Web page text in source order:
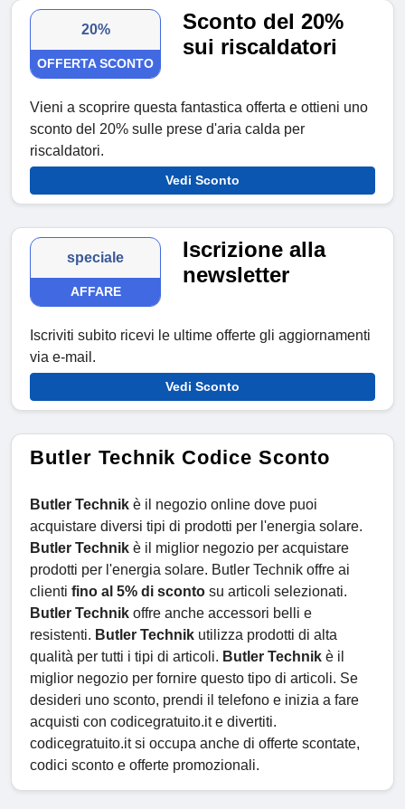
20%
OFFERTA SCONTO
Sconto del 20%
sui riscaldatori
Vieni a scoprire questa fantastica offerta e ottieni uno
sconto del 20% sulle prese d'aria calda per
riscaldatori.
Vedi Sconto
speciale
AFFARE
Iscrizione alla
newsletter
Iscriviti subito ricevi le ultime offerte gli aggiornamenti
via e-mail.
Vedi Sconto
Butler Technik Codice Sconto
Butler Technik è il negozio online dove puoi
acquistare diversi tipi di prodotti per l'energia solare.
Butler Technik è il miglior negozio per acquistare
prodotti per l'energia solare. Butler Technik offre ai
clienti fino al 5% di sconto su articoli selezionati.
Butler Technik offre anche accessori belli e
resistenti. Butler Technik utilizza prodotti di alta
qualità per tutti i tipi di articoli. Butler Technik è il
miglior negozio per fornire questo tipo di articoli. Se
desideri uno sconto, prendi il telefono e inizia a fare
acquisti con codicegratuito.it e divertiti.
codicegratuito.it si occupa anche di offerte scontate,
codici sconto e offerte promozionali.